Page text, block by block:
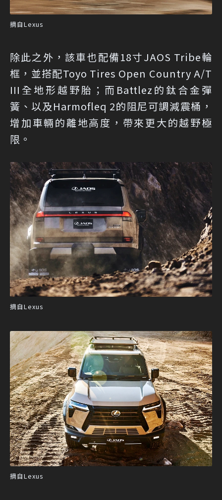
摘自Lexus
除此之外，該車也配備18寸JAOS Tribe輪
框，並搭配Toyo Tires Open Country A/T
III全地形越野胎；而Battlez的鈦合金彈
簧、以及Harmofleq 2的阻尼可調減震桶，
增加車輛的離地高度，帶來更大的越野極
限。
摘自Lexus
摘自Lexus